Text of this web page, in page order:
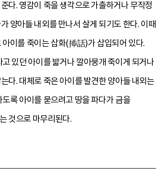
다. 영감이 죽을 생각으로 가출하거나 무작정
양아들 내외를 만나서 살게 되기도 한다. 이때
아이를 죽이는 삽화(揷話)가 삽입되어 있다.
있던 아이를 밟거나 깔아뭉개 죽이게 되거나
다. 대체로 죽은 아이를 발견한 양아들 내외는
록 아이를 묻으려고 땅을 파다가 금을
것으로 마무리된다.